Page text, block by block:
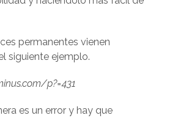
permanentes vienen
siguiente ejemplo.
p?=431
es un error y hay que